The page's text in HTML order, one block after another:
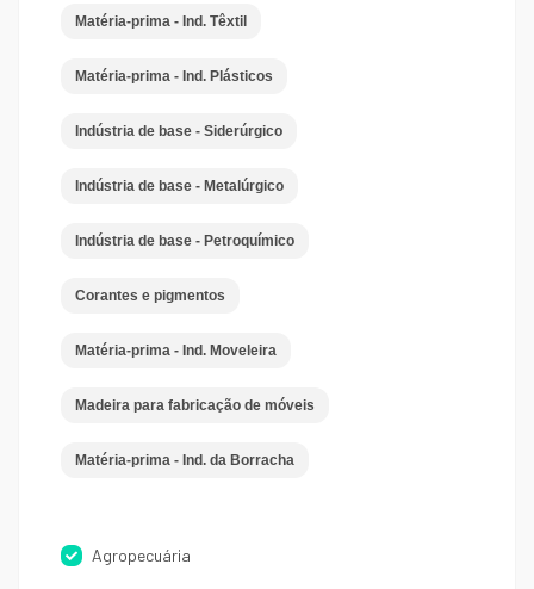
Matéria-prima - Ind. Têxtil
Matéria-prima - Ind. Plásticos
Indústria de base - Siderúrgico
Indústria de base - Metalúrgico
Indústria de base - Petroquímico
Corantes e pigmentos
Matéria-prima - Ind. Moveleira
Madeira para fabricação de móveis
Matéria-prima - Ind. da Borracha
Agropecuária